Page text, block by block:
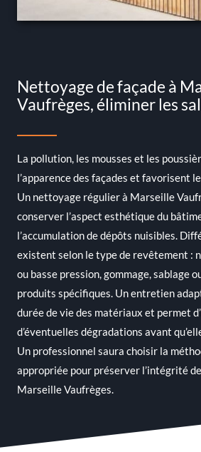
Nettoyage de façade à
Vaufrèges, éliminer les
La pollution, les mousses et les
l’apparence des façades et favorisent
Un nettoyage régulier à Marseille
conserver l’aspect esthétique du
l’accumulation de dépôts nuisibles.
existent selon le type de revêtement :
ou basse pression, gommage, sablage
produits spécifiques. Un entretien
durée de vie des matériaux et permet
d’éventuelles dégradations avant
Un professionnel saura choisir la
appropriée pour préserver l’intégrité
Marseille Vaufrèges.